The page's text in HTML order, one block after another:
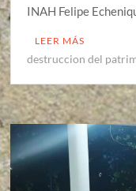
INAH Felipe
LEER MÁS
destruccion del